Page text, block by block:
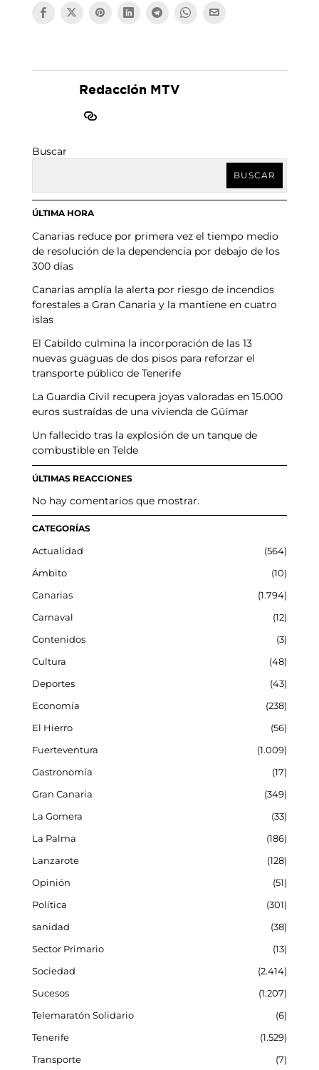
Redacción MTV
Buscar
BUSCAR
ÚLTIMA HORA
Canarias reduce por primera vez el tiempo medio
de resolución de la dependencia por debajo de los
300 días
Canarias amplía la alerta por riesgo de incendios
forestales a Gran Canaria y la mantiene en cuatro
islas
El Cabildo culmina la incorporación de las 13
nuevas guaguas de dos pisos para reforzar el
transporte público de Tenerife
La Guardia Civil recupera joyas valoradas en 15.000
euros sustraídas de una vivienda de Güímar
Un fallecido tras la explosión de un tanque de
combustible en Telde
ÚLTIMAS REACCIONES
No hay comentarios que mostrar.
CATEGORÍAS
Actualidad
564
Ámbito
10
Canarias
1.794
Carnaval
12
Contenidos
3
Cultura
48
Deportes
43
Economía
238
El Hierro
56
Fuerteventura
1.009
Gastronomía
17
Gran Canaria
349
La Gomera
33
La Palma
186
Lanzarote
128
Opinión
51
Política
301
sanidad
38
Sector Primario
13
Sociedad
2.414
Sucesos
1.207
Telemaratón Solidario
6
Tenerife
1.529
Transporte
7